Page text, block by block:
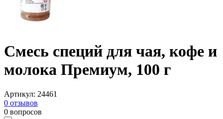
Смесь специй для чая, кофе и
молока Премиум, 100 г
Артикул: 24461
0 отзывов
0 вопросов